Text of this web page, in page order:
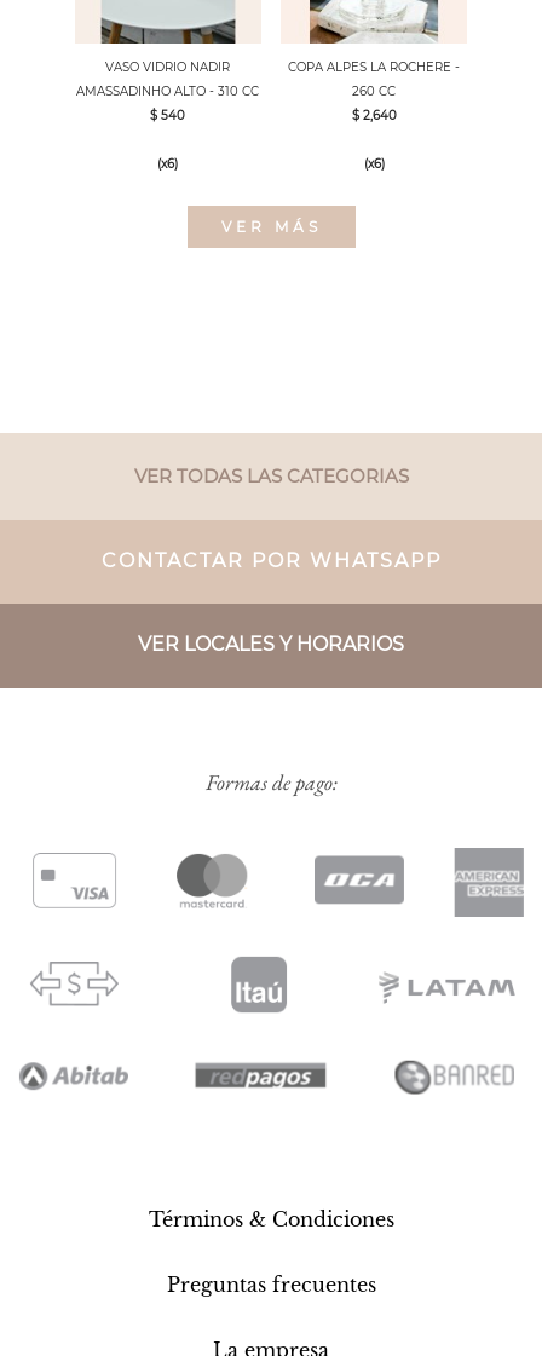
VASO VIDRIO NADIR
AMASSADINHO ALTO - 310 CC
$ 540
(x6)
COPA ALPES LA ROCHERE -
260 CC
$ 2,640
(x6)
VER MÁS
VER TODAS LAS CATEGORIAS
CONTACTAR POR WHATSAPP
VER LOCALES Y HORARIOS
Formas de pago:
Términos & Condiciones
Preguntas frecuentes
La empresa